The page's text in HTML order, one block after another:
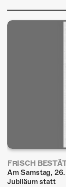
FRISCH
Am Samstag,
Jubiläum statt